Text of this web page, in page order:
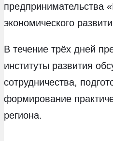
предпринимательства
экономического
В течение трёх дней
институты развития
сотрудничества,
формирование
региона.